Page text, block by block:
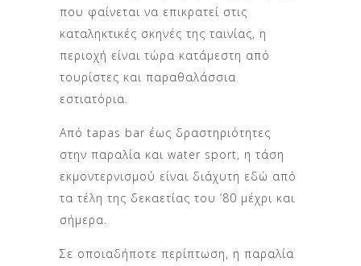
που φαίνεται να επικρατεί στις
καταληκτικές σκηνές της ταινίας, η
περιοχή είναι τώρα κατάμεστη από
τουρίστες και παραθαλάσσια
εστιατόρια.
Από tapas bar έως δραστηριότητες
στην παραλία και water sport, η τάση
εκμοντερνισμού είναι διάχυτη εδώ από
τα τέλη της δεκαετίας του ’80 μέχρι και
σήμερα.
Σε οποιαδήποτε περίπτωση, η παραλία